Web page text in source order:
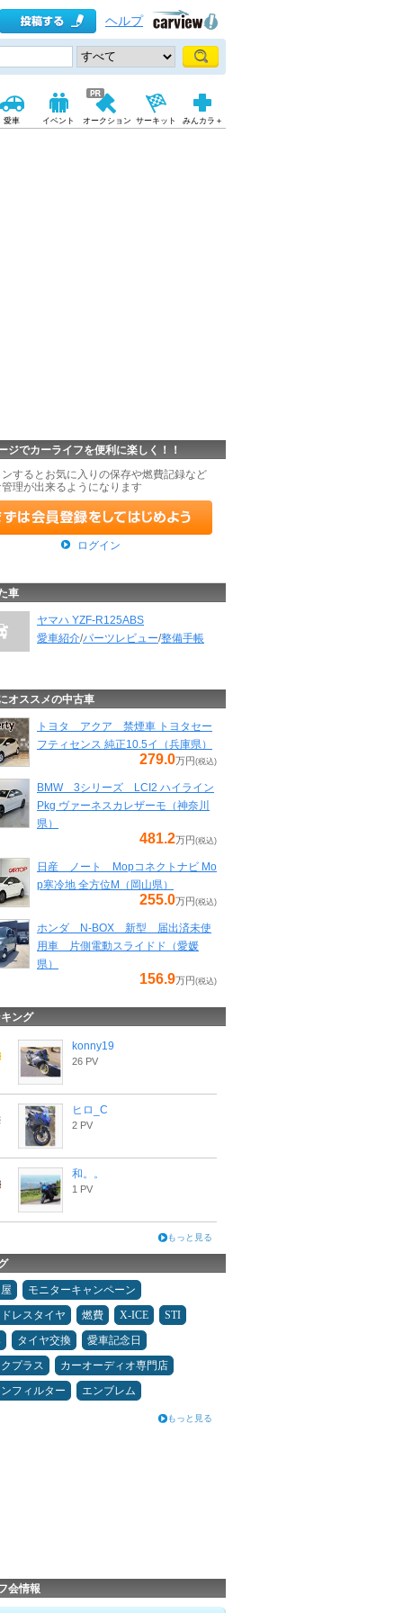
ヘルプ
愛車 イベント オークション サーキット みんカラ＋
ジでカーライフを便利に楽しく！！
するとお気に入りの保存や燃費記録など
理が出来るようになります
ログイン
車
ヤマハ YZF-R125ABS
愛車紹介/パーツレビュー/整備手帳
オススメの中古車
トヨタ アクア 禁煙車 トヨタセー
フティセンス 純正10.5イ（兵庫県）
279.0万円 (税込)
BMW 3シリーズ LCI2 ハイライン
Pkg ヴァーネスカレザーモ（神奈川
県）
481.2万円 (税込)
日産 ノート Mopコネクトナビ Mo
p寒冷地 全方位M（岡山県）
255.0万円 (税込)
ホンダ N-BOX 新型 届出済未使
用車 片側電動スライドド（愛媛
県）
156.9万円 (税込)
ング
konny19
26 PV
ヒロ_C
2 PV
和。。
1 PV
もっと見る
モニターキャンペーン
レスタイヤ
燃費 X-ICE
STI
タイヤ交換
愛車記念日
プラス
カーオーディオ専門店
フィルター
エンブレム
もっと見る
会情報